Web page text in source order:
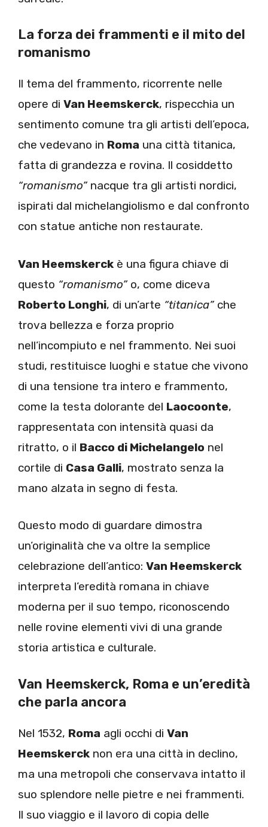
La forza dei frammenti e il mito del
romanismo
Il tema del frammento, ricorrente nelle
opere di Van Heemskerck, rispecchia un
sentimento comune tra gli artisti dell’epoca,
che vedevano in Roma una città titanica,
fatta di grandezza e rovina. Il cosiddetto
“romanismo”nacque tra gli artisti nordici,
ispirati dal michelangiolismo e dal confronto
con statue antiche non restaurate.
Van Heemskerck è una figura chiave di
questo “romanismo”o, come diceva
Roberto Longhi, di un’arte “titanica”che
trova bellezza e forza proprio
nell’incompiuto e nel frammento. Nei suoi
studi, restituisce luoghi e statue che vivono
di una tensione tra intero e frammento,
come la testa dolorante del Laocoonte,
rappresentata con intensità quasi da
ritratto, o il Bacco di Michelangelo nel
cortile di Casa Galli, mostrato senza la
mano alzata in segno di festa.
Questo modo di guardare dimostra
un’originalità che va oltre la semplice
celebrazione dell’antico: Van Heemskerck
interpreta l’eredità romana in chiave
moderna per il suo tempo, riconoscendo
nelle rovine elementi vivi di una grande
storia artistica e culturale.
Van Heemskerck, Roma e un’eredità
che parla ancora
Nel 1532, Roma agli occhi di Van
Heemskerck non era una città in declino,
ma una metropoli che conservava intatto il
suo splendore nelle pietre e nei frammenti.
Il suo viaggio e il lavoro di copia delle